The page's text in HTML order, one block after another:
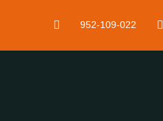
952-109-022